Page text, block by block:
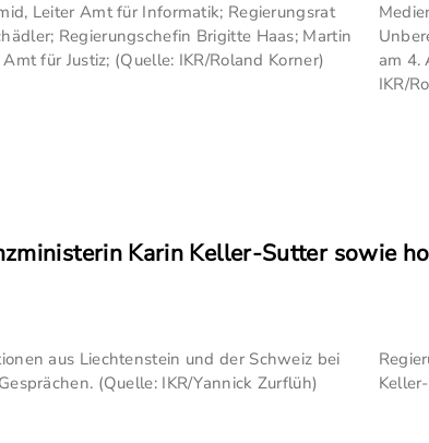
Leiter Amt für Informatik; Regierungsrat
Regierungschefin Brigitte Haas; Martin
für Justiz; (Quelle: IKR/Roland Korner)
am 4.
IKR/
Karin Keller-Sutter sowie
aus Liechtenstein und der Schweiz bei
(Quelle: IKR/Yannick Zurflüh)